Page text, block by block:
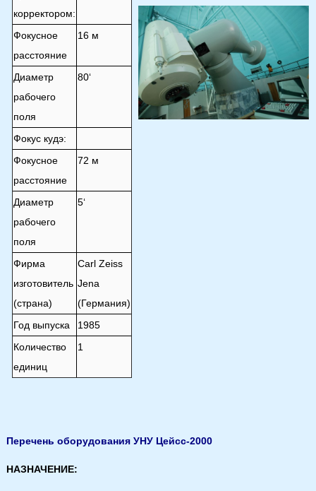
корректором:
Фокусное
расстояние
16 м
Диаметр
рабочего
поля
80‘
Фокус кудэ:
Фокусное
расстояние
72 м
Диаметр
рабочего
поля
5‘
Фирма
изготовитель
(страна)
Carl Zeiss
Jena
(Германия)
Год выпуска
1985
Количество
единиц
1
Перечень оборудования УНУ Цейсс-2000
НАЗНАЧЕНИЕ: